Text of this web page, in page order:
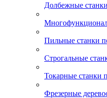
Долбежные
Пильные станки
Строгальные
Токарные станки
Фрезерные